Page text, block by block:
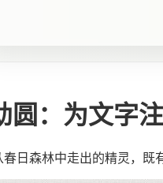
圆：为文字
日森林中走出的精灵，既